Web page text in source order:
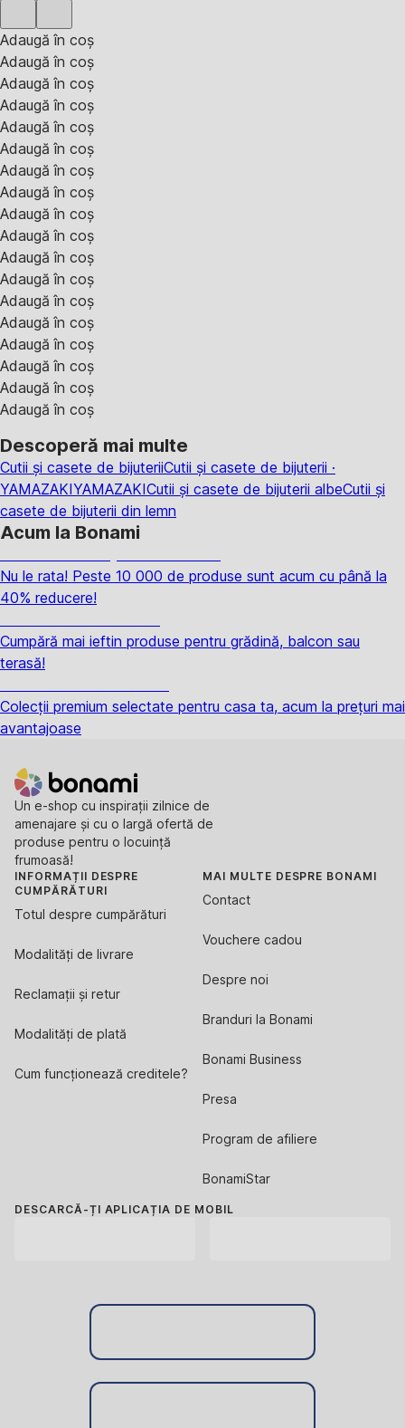
Adaugă în coș
Adaugă în coș
Adaugă în coș
Adaugă în coș
Adaugă în coș
Adaugă în coș
Adaugă în coș
Adaugă în coș
Adaugă în coș
Adaugă în coș
Adaugă în coș
Adaugă în coș
Adaugă în coș
Adaugă în coș
Adaugă în coș
Adaugă în coș
Adaugă în coș
Adaugă în coș
Descoperă mai multe
Cutii și casete de bijuteriiCutii și casete de bijuterii ·
YAMAZAKIYAMAZAKICutii și casete de bijuterii albeCutii și
casete de bijuterii din lemn
Acum la Bonami
Nu le rata! Peste 10 000 de produse sunt acum cu până la
40% reducere!
Cumpără mai ieftin produse pentru grădină, balcon sau
terasă!
Colecții premium selectate pentru casa ta, acum la prețuri mai
avantajoase
Un e-shop cu inspirații zilnice de
amenajare și cu o largă ofertă de
produse pentru o locuință
frumoasă!
INFORMAȚII DESPRE
CUMPĂRĂTURI
Totul despre cumpărături
Modalități de livrare
Reclamații și retur
Modalități de plată
Cum funcționează creditele?
MAI MULTE DESPRE BONAMI
Contact
Vouchere cadou
Despre noi
Branduri la Bonami
Bonami Business
Presa
Program de afiliere
BonamiStar
DESCARCĂ-ȚI APLICAȚIA DE MOBIL